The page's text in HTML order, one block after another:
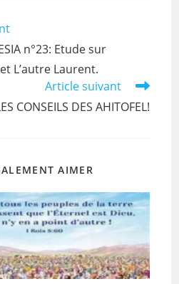
A
p
p
n°23: Etude sur
L’autre Laurent.
Article suivant
CONSEILS DES AHITOFEL!
AIMER